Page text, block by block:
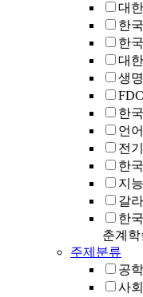
대
한
한
대
생
한
언
전
한
지
갈
한
춘계학
주제분류
공학
사